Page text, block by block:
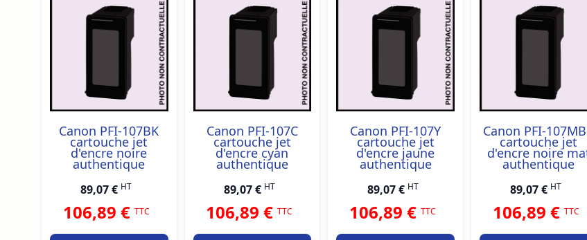
Canon PFI-107BK
cartouche jet
d'encre noire
authentique
89,07 € HT
106,89 € TTC
Canon PFI-107C
cartouche jet
d'encre cyan
authentique
89,07 € HT
106,89 €TTC
Canon PFI-107Y
cartouche jet
d'encre jaune
authentique
89,07 € HT
106,89 €TTC
Canon PFI-
cartouche jet
d'encre noire
authentique
89,07 € HT
106,89 € TTC